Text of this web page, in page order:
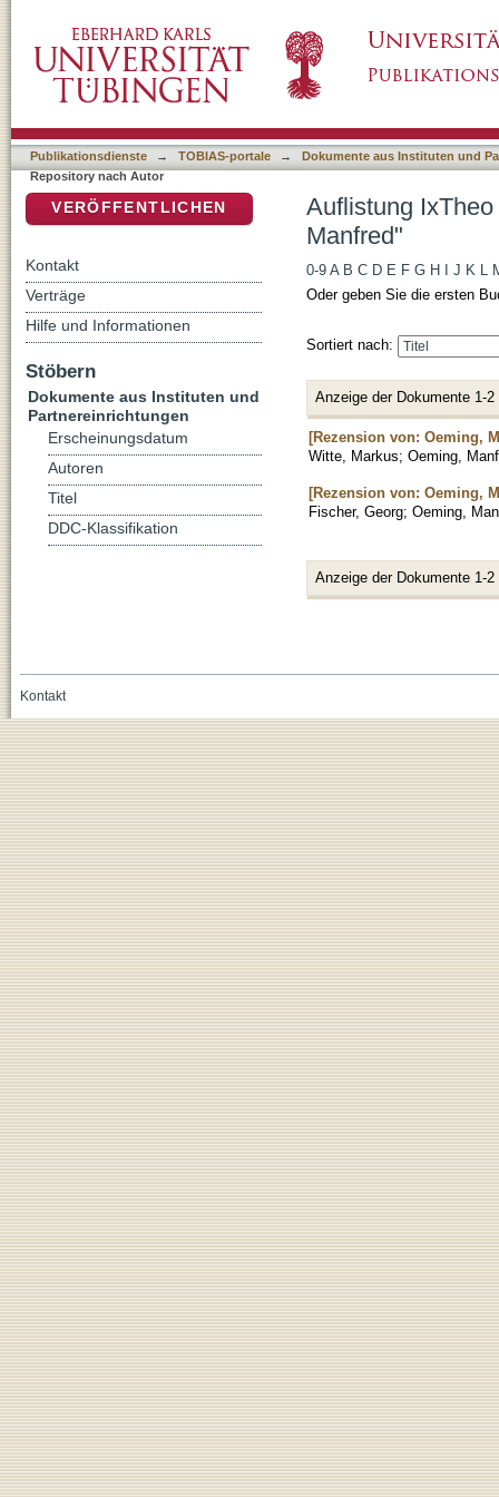
Publikationsdienste → TOBIAS-portale →
Dokumente aus Instituten und
Repository nach Autor
Auflistung
Manfred"
0-9 A B C D E F G H J K L
Oder geben Sie die ersten
Sortiert nach:
Anzeige der Dokumente 1-2
[Rezension von: Oeming,
Witte, Markus; Oeming,
[Rezension von: Oeming,
Fischer, Georg; Oeming,
Anzeige der Dokumente 1-2
VERÖFFENTLICHEN
Kontakt
Verträge
Hilfe und Informationen
Stöbern
Dokumente aus Instituten und
Partnereinrichtungen
Erscheinungsdatum
Autoren
Titel
DDC-Klassifikation
Kontakt